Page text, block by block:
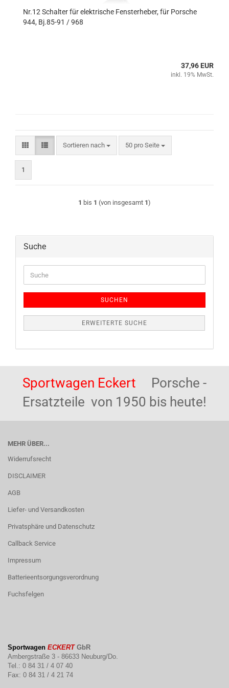
Nr.12 Schalter für elektrische Fensterheber, für Porsche
944, Bj.85-91 / 968
37,96 EUR
inkl. 19% MwSt.
Sortieren nach
Sortieren nach 50 pro Seite
pro Seite
1
1 bis 1 (von insgesamt 1)
Suche
SUCHEN
ERWEITERTE SUCHE
Sportwagen Eckert Porsche -
Ersatzteile von 1950 bis heute!
MEHR ÜBER...
Widerrufsrecht
DISCLAIMER
AGB
Liefer- und Versandkosten
Privatsphäre und Datenschutz
Callback Service
Impressum
Batterieentsorgungsverordnung
Fuchsfelgen
Sportwagen ECKERTGbR
Ambergstraße 3 - 86633 Neuburg/Do.
Tel.: 0 84 31 / 4 07 40
Fax: 0 84 31 / 4 21 74